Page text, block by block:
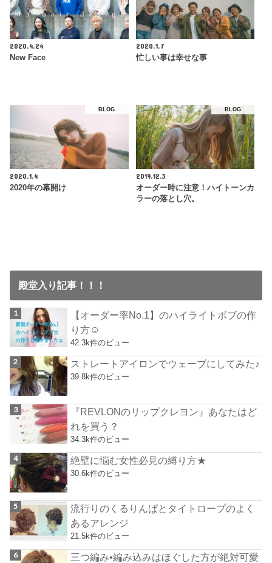
2020.4.24
New Face
2020.1.7
忙しい事は幸せな事
BLOG
2020.1.4
2020年の幕開け
BLOG
2019.12.3
オーダー時に注意！ハイトーンカ
ラーの落とし穴。
殿堂入り記事！！！
【オーダー率No.1】のハイライトボブの作
り方☺︎
42.3k件のビュー
ストレートアイロンでウェーブにしてみた♪
39.8k件のビュー
『REVLONのリップクレヨン』あなたはど
れを買う？
34.3k件のビュー
絶壁に悩む女性必見の縛り方★
30.6k件のビュー
流行りのくるりんぱとタイトロープのよく
あるアレンジ
21.5k件のビュー
三つ編み•編み込みはほぐした方が絶対可愛